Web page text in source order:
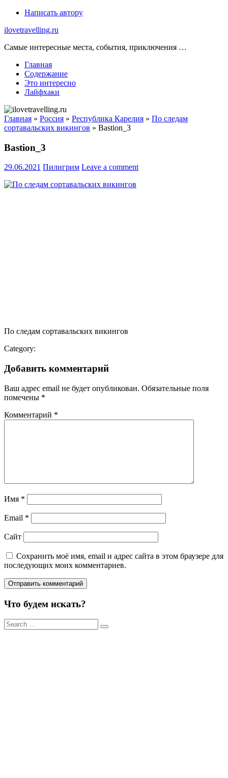
Skip
content
Написать автору
ilovetravelling.ru
Самые интересные места, события, приключения …
Главная
Содержание
Это интересно
Лайфхаки
Главная » Россия » Республика Карелия » По следам
сортавальских викингов » Bastion_3
Bastion_3
29.06.2021 Пилигрим Leave a comment
По следам сортавальских викингов
Category:
Добавить комментарий
Ваш адрес email не будет опубликован. Обязательные поля
помечены *
Комментарий *
Имя *
Email *
Сайт
Сохранить моё имя, email и адрес сайта в этом браузере для
последующих моих комментариев.
Что будем искать?
Результаты
поиска